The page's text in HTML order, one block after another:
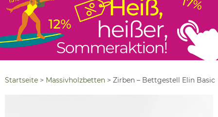
Startseite > Massivholzbetten > Zirben – Bettgestell Elin Basic